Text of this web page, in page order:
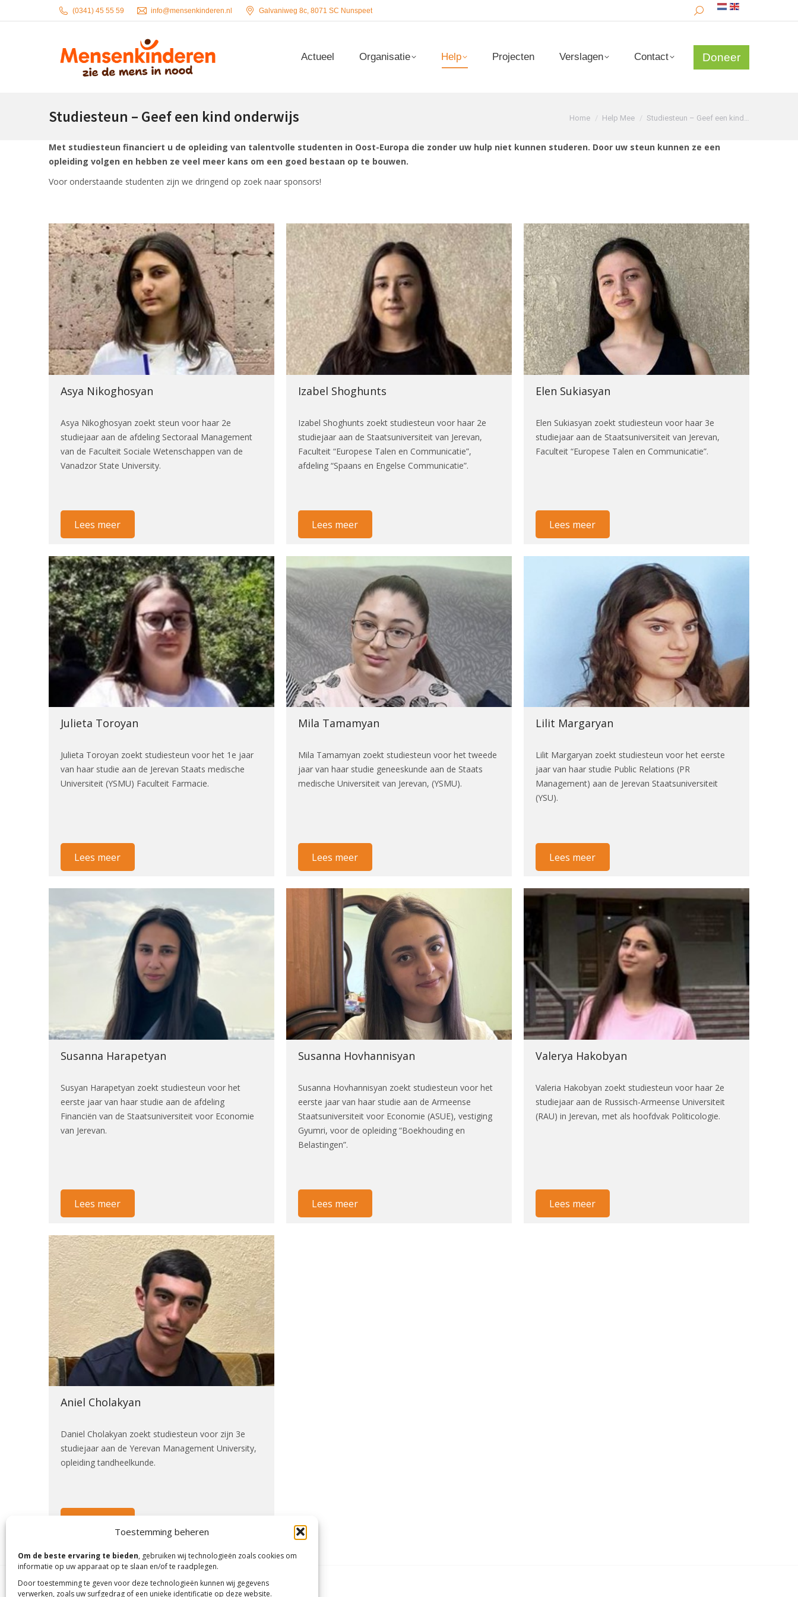
Toestemming beheren
Om de beste ervaring te bieden, gebruiken wij technologieën zoals cookies om
informatie op uw apparaat op te slaan en/of te raadplegen.
Door toestemming te geven voor deze technologieën kunnen wij gegevens
verwerken, zoals uw surfgedrag of een unieke identificatie op deze website.
(0341) 45 55 59 info@mensenkinderen.nl Galvaniweg 8c, 8071 SC Nunspeet Search:
Actueel Organisatie Help Projecten Verslagen Contact Doneer
Studiesteun – Geef een kind onderwijs Je bent hier:
Home Help Mee Studiesteun – Geef een kind…
Met studiesteun financiert u de opleiding van talentvolle studenten in Oost-Europa die zonder uw hulp niet kunnen studeren. Door uw steun kunnen ze een
opleiding volgen en hebben ze veel meer kans om een goed bestaan op te bouwen.
Voor onderstaande studenten zijn we dringend op zoek naar sponsors!
Asya Nikoghosyan
Asya Nikoghosyan zoekt steun voor haar 2e
studiejaar aan de afdeling Sectoraal Management
van de Faculteit Sociale Wetenschappen van de
Vanadzor State University.
Lees meer
Izabel Shoghunts
Izabel Shoghunts zoekt studiesteun voor haar 2e
studiejaar aan de Staatsuniversiteit van Jerevan,
Faculteit “Europese Talen en Communicatie”,
afdeling “Spaans en Engelse Communicatie”.
Lees meer
Elen Sukiasyan
Elen Sukiasyan zoekt studiesteun voor haar 3e
studiejaar aan de Staatsuniversiteit van Jerevan,
Faculteit “Europese Talen en Communicatie”.
Lees meer
Julieta Toroyan
Julieta Toroyan zoekt studiesteun voor het 1e jaar
van haar studie aan de Jerevan Staats medische
Universiteit (YSMU) Faculteit Farmacie.
Lees meer
Mila Tamamyan
Mila Tamamyan zoekt studiesteun voor het tweede
jaar van haar studie geneeskunde aan de Staats
medische Universiteit van Jerevan, (YSMU).
Lees meer
Lilit Margaryan
Lilit Margaryan zoekt studiesteun voor het eerste
jaar van haar studie Public Relations (PR
Management) aan de Jerevan Staatsuniversiteit
(YSU).
Lees meer
Susanna Harapetyan
Susyan Harapetyan zoekt studiesteun voor het
eerste jaar van haar studie aan de afdeling
Financiën van de Staatsuniversiteit voor Economie
van Jerevan.
Lees meer
Susanna Hovhannisyan
Susanna Hovhannisyan zoekt studiesteun voor het
eerste jaar van haar studie aan de Armeense
Staatsuniversiteit voor Economie (ASUE), vestiging
Gyumri, voor de opleiding “Boekhouding en
Belastingen”.
Lees meer
Valerya Hakobyan
Valeria Hakobyan zoekt studiesteun voor haar 2e
studiejaar aan de Russisch-Armeense Universiteit
(RAU) in Jerevan, met als hoofdvak Politicologie.
Lees meer
Aniel Cholakyan
Daniel Cholakyan zoekt studiesteun voor zijn 3e
studiejaar aan de Yerevan Management University,
opleiding tandheelkunde.
Actueel Organisatie Help Projecten Verslagen Contact Doneer